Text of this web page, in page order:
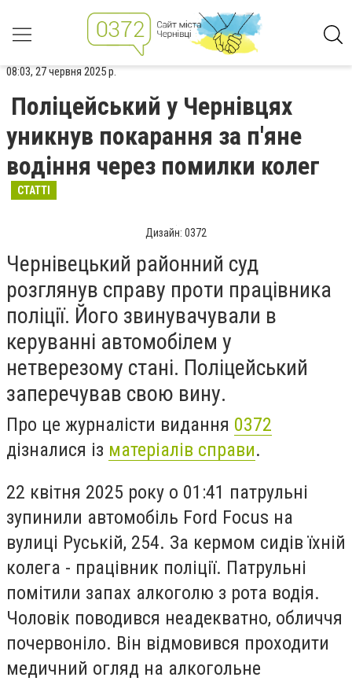
08:03, 27 червня 2025 р.
Поліцейський у Чернівцях
уникнув покарання за п'яне
водіння через помилки колег
СТАТТІ
Дизайн: 0372
Чернівецький районний суд
розглянув справу проти працівника
поліції. Його звинувачували в
керуванні автомобілем у
нетверезому стані. Поліцейський
заперечував свою вину.
Про це журналісти видання 0372
дізналися із матеріалів справи.
22 квітня 2025 року о 01:41 патрульні
зупинили автомобіль Ford Focus на
вулиці Руській, 254. За кермом сидів їхній
колега - працівник поліції. Патрульні
помітили запах алкоголю з рота водія.
Чоловік поводився неадекватно, обличчя
почервоніло. Він відмовився проходити
медичний огляд на алкогольне